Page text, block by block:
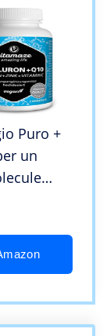
Puro +
un